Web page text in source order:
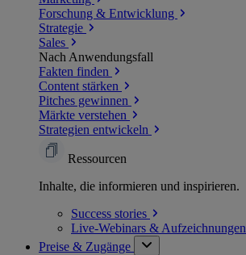
Forschung & Entwicklung
Strategie
Sales
Nach Anwendungsfall
Fakten finden
Content stärken
Pitches gewinnen
Märkte verstehen
Strategien entwickeln
Ressourcen
Inhalte, die informieren und inspirieren.
Success stories
Live-Webinars & Aufzeichnungen
Preise & Zugänge